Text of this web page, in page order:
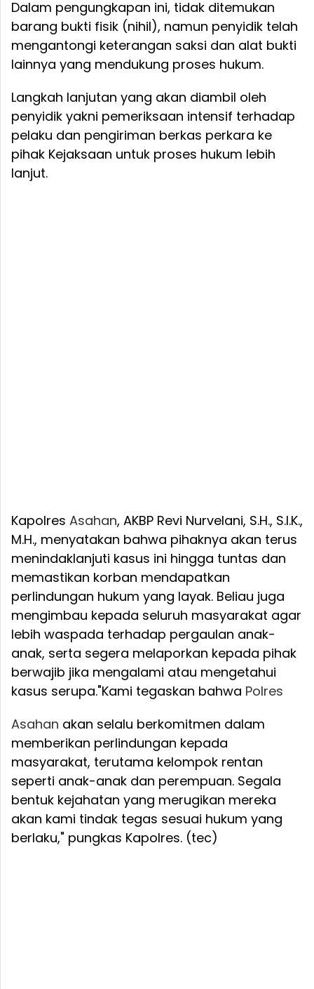
Dalam pengungkapan ini, tidak ditemukan
barang bukti fisik (nihil), namun penyidik telah
mengantongi keterangan saksi dan alat bukti
lainnya yang mendukung proses hukum.
Langkah lanjutan yang akan diambil oleh
penyidik yakni pemeriksaan intensif terhadap
pelaku dan pengiriman berkas perkara ke
pihak Kejaksaan untuk proses hukum lebih
lanjut.
Kapolres Asahan, AKBP Revi Nurvelani, S.H., S.I.K.,
M.H., menyatakan bahwa pihaknya akan terus
menindaklanjuti kasus ini hingga tuntas dan
memastikan korban mendapatkan
perlindungan hukum yang layak. Beliau juga
mengimbau kepada seluruh masyarakat agar
lebih waspada terhadap pergaulan anak-
anak, serta segera melaporkan kepada pihak
berwajib jika mengalami atau mengetahui
kasus serupa."Kami tegaskan bahwa Polres
Asahan akan selalu berkomitmen dalam
memberikan perlindungan kepada
masyarakat, terutama kelompok rentan
seperti anak-anak dan perempuan. Segala
bentuk kejahatan yang merugikan mereka
akan kami tindak tegas sesuai hukum yang
berlaku," pungkas Kapolres. (tec)